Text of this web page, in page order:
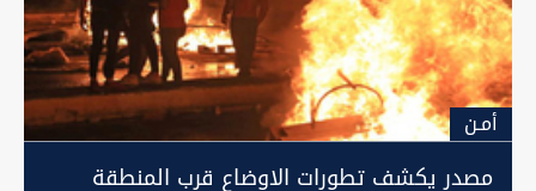
أمـن
مصدر يكشف تطورات الاوضاع قرب المنطقة